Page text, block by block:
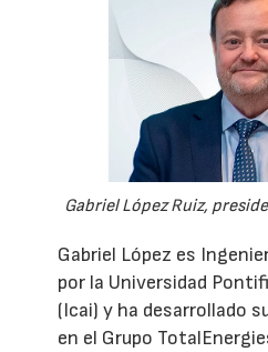
Gabriel López Ruiz,
Gabriel López es
por la Universidad
(Icai) y ha desarrollado
en el Grupo